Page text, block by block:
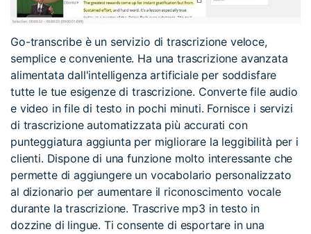
Go-transcribe è un servizio di trascrizione veloce,
semplice e conveniente. Ha una trascrizione avanzata
alimentata dall'intelligenza artificiale per soddisfare
tutte le tue esigenze di trascrizione. Converte file audio
e video in file di testo in pochi minuti. Fornisce i servizi
di trascrizione automatizzata più accurati con
punteggiatura aggiunta per migliorare la leggibilità per i
clienti. Dispone di una funzione molto interessante che
permette di aggiungere un vocabolario personalizzato
al dizionario per aumentare il riconoscimento vocale
durante la trascrizione. Trascrive mp3 in testo in
dozzine di lingue. Ti consente di esportare in una